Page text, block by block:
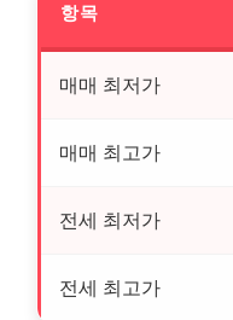
항목
매매 최저가
매매 최고가
전세 최저가
전세 최고가